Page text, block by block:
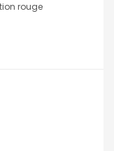
rouge